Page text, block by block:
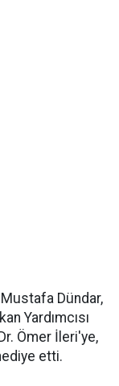
Dündar,
Yardımcısı
Ömer İleri'ye,
etti.